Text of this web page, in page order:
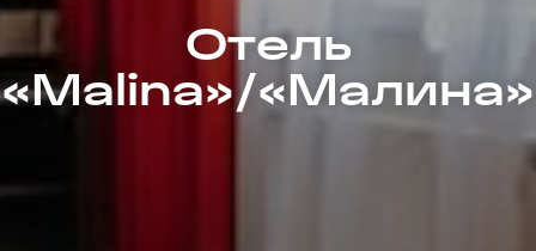
Отель
«Malina»/«Mалина»